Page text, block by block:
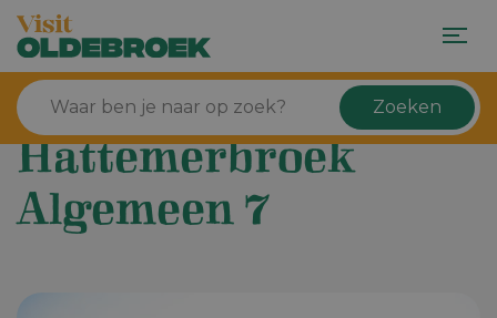
Zoeken
Hattemerbroek
Algemeen 7